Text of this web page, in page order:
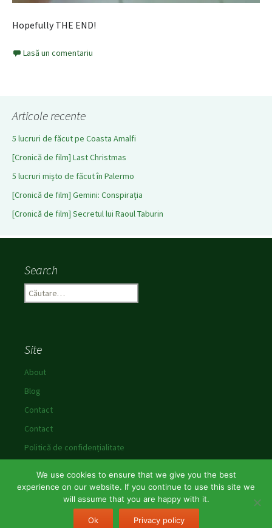
Hopefully THE END!
Lasă un comentariu
Articole recente
5 lucruri de făcut pe Coasta Amalfi
[Cronică de film] Last Christmas
5 lucruri mișto de făcut în Palermo
[Cronică de film] Gemini: Conspirația
[Cronică de film] Secretul lui Raoul Taburin
Search
a
d
p
ă
Site
About
Blog
Contact
Contact
Politică de confidențialitate
Politică de confidențialitate Propulsat de WordPress
We use cookies to ensure that we give you the best
experience on our website. If you continue to use this site we
will assume that you are happy with it.
Ok Privacy policy